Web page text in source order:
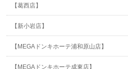
【葛西店】
【新小岩店】
【MEGAドンキホーテ浦和原山店】
【MEGAドンキホーテ成東店】